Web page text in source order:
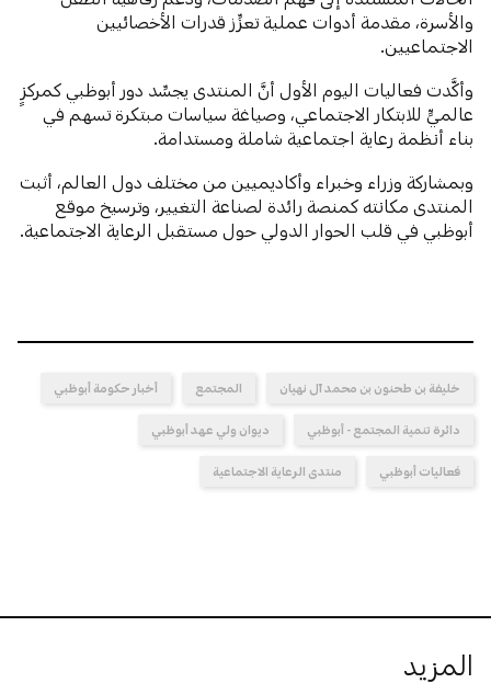
والأسرة، مقدمة أدوات عملية تعزِّز قدرات الأخصائيين
الاجتماعيين.
وأكَّدت فعاليات اليوم الأول أنَّ المنتدى يجسِّد دور أبوظبي كمركزٍ
عالميٍّ للابتكار الاجتماعي، وصياغة سياسات مبتكرة تسهم في
بناء أنظمة رعاية اجتماعية شاملة ومستدامة.
وبمشاركة وزراء وخبراء وأكاديميين من مختلف دول العالم، أثبت
المنتدى مكانته كمنصة رائدة لصناعة التغيير، وترسيخ موقع
أبوظبي في قلب الحوار الدولي حول مستقبل الرعاية الاجتماعية.
خليفة بن طحنون بن محمد آل نهيان المجتمع أخبار حكومة أبوظبي
دائرة تنمية المجتمع - أبوظبي ديوان ولي عهد أبوظبي
فعاليات أبوظبي منتدى الرعاية الاجتماعية
المزيد